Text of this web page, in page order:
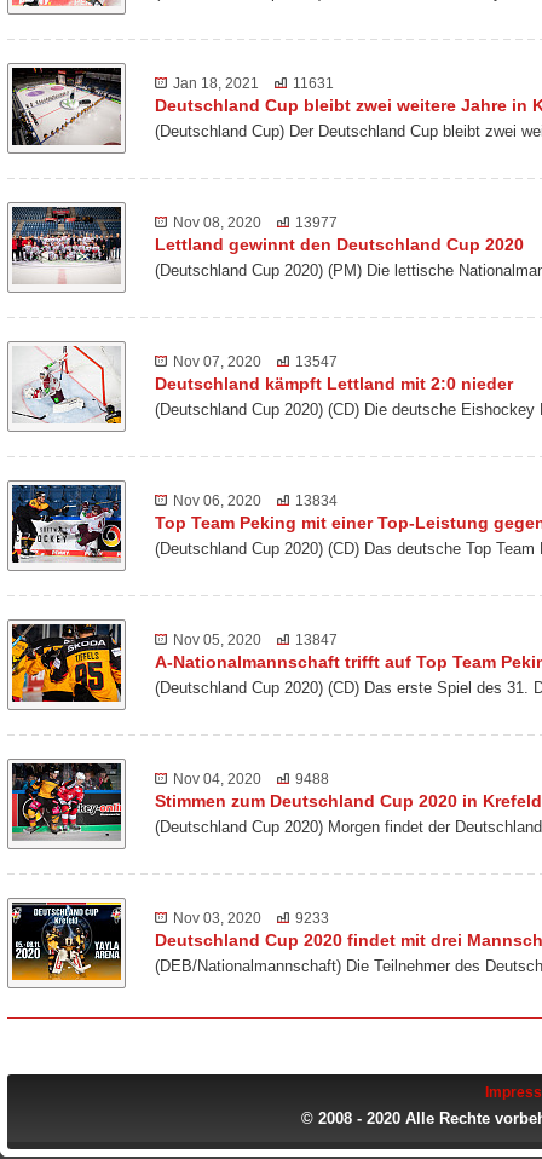
Jan 18, 2021 11631
Deutschland Cup bleibt zwei weitere Jahre in
(Deutschland Cup) Der Deutschland Cup bleibt zwei
Nov 08, 2020 13977
Lettland gewinnt den Deutschland Cup 2020
(Deutschland Cup 2020) (PM) Die lettische
Nov 07, 2020 13547
Deutschland kämpft Lettland mit 2:0 nieder
(Deutschland Cup 2020) (CD) Die deutsche
Nov 06, 2020 13834
Top Team Peking mit einer Top-Leistung
(Deutschland Cup 2020) (CD) Das deutsche Top
Nov 05, 2020 13847
A-Nationalmannschaft trifft auf Top Team
(Deutschland Cup 2020) (CD) Das erste Spiel des 31.
Nov 04, 2020 9488
Stimmen zum Deutschland Cup 2020 in Krefeld
(Deutschland Cup 2020) Morgen findet der
Nov 03, 2020 9233
Deutschland Cup 2020 findet mit drei
(DEB/Nationalmannschaft) Die Teilnehmer des
© 2008 - 2020 Alle Rechte